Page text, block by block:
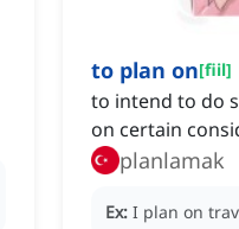
to plan on[fiil]
to intend to do
on certain
planlamak
Ex: I plan on